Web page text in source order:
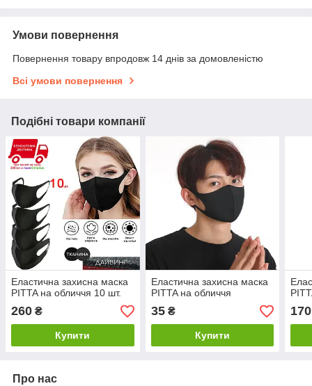
Умови повернення
Повернення товару впродовж 14 днів за домовленістю
Всі умови повернення
Подібні товари компанії
Еластична захисна маска
PITTA на обличчя 10 шт.
260 ₴
Купити
Еластична захисна маска
PITTA на обличчя
35₴
Купити
170
Про нас